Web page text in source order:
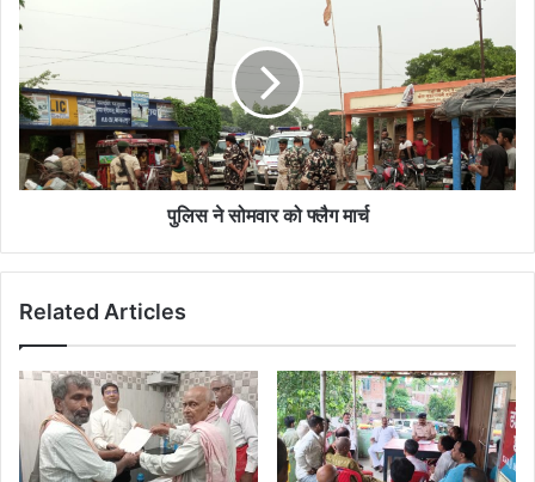
ने
सोमवार
को
फ्लैग
मार्च
पुलिस ने सोमवार को फ्लैग मार्च
Related Articles